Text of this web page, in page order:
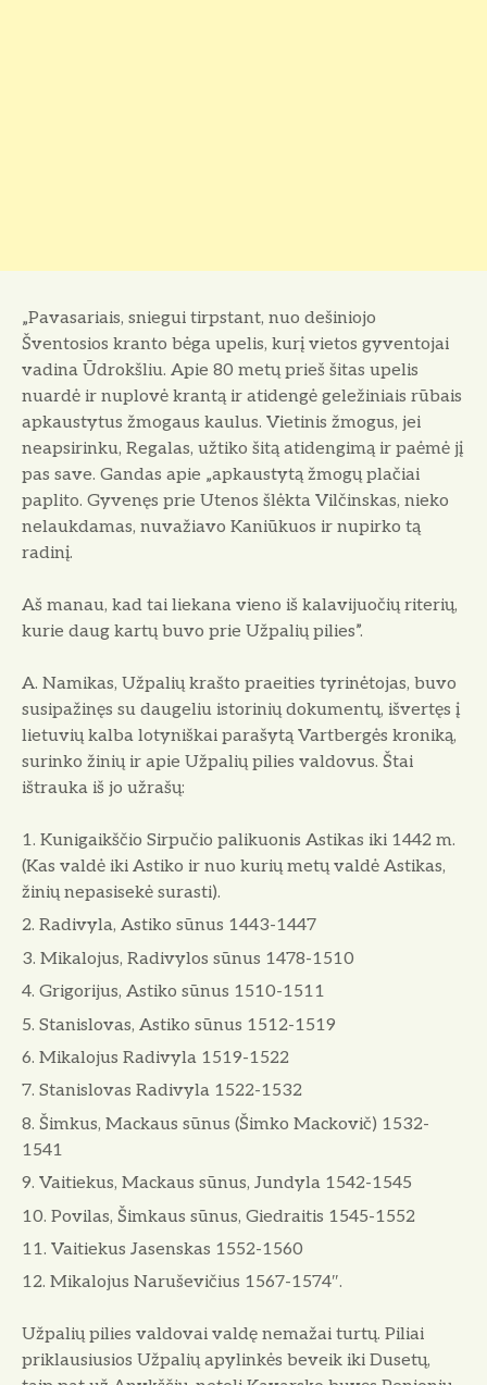
„Pavasariais, sniegui tirpstant, nuo dešiniojo
Šventosios kranto bėga upelis, kurį vietos gyventojai
vadina Ūdrokšliu. Apie 80 metų prieš šitas upelis
nuardė ir nuplovė krantą ir atidengė geležiniais rūbais
apkaustytus žmogaus kaulus. Vietinis žmogus, jei
neapsirinku, Regalas, užtiko šitą atidengimą ir paėmė jį
pas save. Gandas apie „apkaustytą žmogų plačiai
paplito. Gyvenęs prie Utenos šlėkta Vilčinskas, nieko
nelaukdamas, nuvažiavo Kaniūkuos ir nupirko tą
radinį.
Aš manau, kad tai liekana vieno iš kalavijuočių riterių,
kurie daug kartų buvo prie Užpalių pilies”.
A. Namikas, Užpalių krašto praeities tyrinėtojas, buvo
susipažinęs su daugeliu istorinių dokumentų, išvertęs į
lietuvių kalba lotyniškai parašytą Vartbergės kroniką,
surinko žinių ir apie Užpalių pilies valdovus. Štai
ištrauka iš jo užrašų:
Kunigaikščio Sirpučio palikuonis Astikas iki 1442 m.
(Kas valdė iki Astiko ir nuo kurių metų valdė Astikas,
žinių nepasisekė surasti).
Radivyla, Astiko sūnus 1443-1447
Mikalojus, Radivylos sūnus 1478-1510
Grigorijus, Astiko sūnus 1510-1511
Stanislovas, Astiko sūnus 1512-1519
Mikalojus Radivyla 1519-1522
Stanislovas Radivyla 1522-1532
Šimkus, Mackaus sūnus (Šimko Mackovič) 1532-
1541
Vaitiekus, Mackaus sūnus, Jundyla 1542-1545
Povilas, Šimkaus sūnus, Giedraitis 1545-1552
Vaitiekus Jasenskas 1552-1560
Mikalojus Naruševičius 1567-1574″.
Užpalių pilies valdovai valdę nemažai turtų. Piliai
priklausiusios Užpalių apylinkės beveik iki Dusetų,